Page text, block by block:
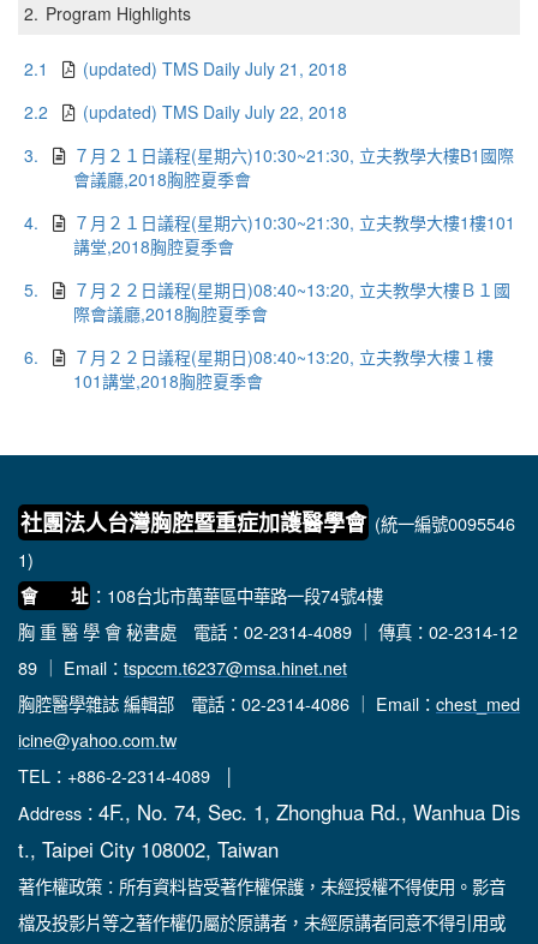
2. Program Highlights
2.1
(updated) TMS Daily July 21, 2018
2.2
(updated) TMS Daily July 22, 2018
3.
７月２１日議程(星期六)10:30~21:30, 立夫教學大樓B1國際
會議廳,2018胸腔夏季會
4.
７月２１日議程(星期六)10:30~21:30, 立夫教學大樓1樓101
講堂,2018胸腔夏季會
5.
７月２２日議程(星期日)08:40~13:20, 立夫教學大樓Ｂ１國
際會議廳,2018胸腔夏季會
6.
７月２２日議程(星期日)08:40~13:20, 立夫教學大樓１樓
101講堂,2018胸腔夏季會
社團法人台灣胸腔暨重症加護醫學會 (統一編號0095546
1)
會 址 ：108台北市萬華區中華路一段74號4樓
胸 重 醫 學 會 秘書處 電話：02-2314-4089 ｜ 傳真：02-2314-12
89 ｜ Email： tspccm.t6237@msa.hinet.net
胸腔醫學雜誌 編輯部 電話：02-2314-4086 ｜ Email： chest_med
icine@yahoo.com.tw
TEL：+886-2-2314-4089 │
Address： 4F., No. 74, Sec. 1, Zhonghua Rd., Wanhua Dis
t., Taipei City 108002, Taiwan
著作權政策：所有資料皆受著作權保護，未經授權不得使用。影音
檔及投影片等之著作權仍屬於原講者，未經原講者同意不得引用或